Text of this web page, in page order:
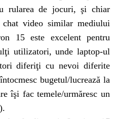
rularea de jocuri, şi chiar
video similar mediului
15 este excelent pentru
utilizatori, unde laptop-ul
diferiţi cu nevoi diferite
bugetul/lucrează la
îşi fac temele/urmăresc un